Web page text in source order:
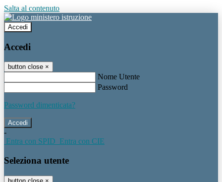
Salta al contenuto
Accedi
Accedi
button close ×
Nome Utente
Password
Password dimenticata?
-
Entra con SPID Entra con CIE
Seleziona utente